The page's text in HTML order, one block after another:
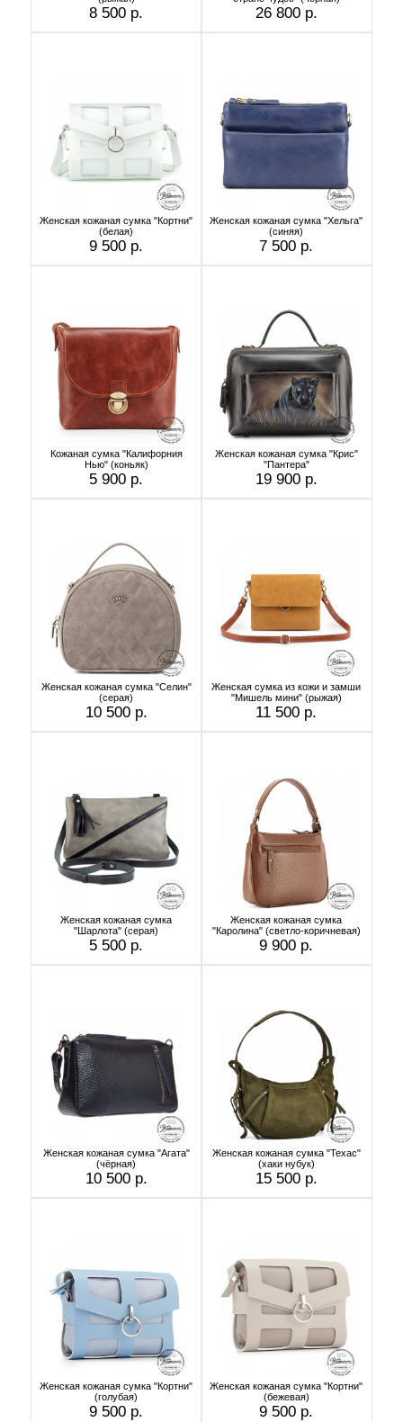
8 500 р. 26 800 р.
Женская кожаная сумка "Кортни"
(белая)
9 500 р.
Женская кожаная сумка "Хельга"
(синяя)
7 500 р.
Кожаная сумка "Калифорния
Нью" (коньяк)
5 900 р.
Женская кожаная сумка "Крис"
"Пантера"
19 900 р.
Женская кожаная сумка "Селин"
(серая)
10 500 р.
Женская сумка из кожи и замши
"Мишель мини" (рыжая)
11 500 р.
Женская кожаная сумка
"Шарлота" (серая)
5 500 р.
Женская кожаная сумка
"Каролина" (светло-коричневая)
9 900 р.
Женская кожаная сумка "Агата"
(чёрная)
10 500 р.
Женская кожаная сумка "Техас"
(хаки нубук)
15 500 р.
Женская кожаная сумка "Кортни"
(голубая)
9 500 р.
Женская кожаная сумка "Кортни"
(бежевая)
9 500 р.